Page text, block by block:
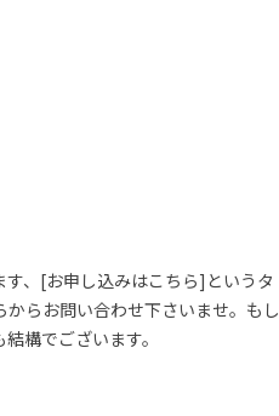
、[お申し込みはこちら]というタ
らお問い合わせ下さいませ。もし
構でございます。